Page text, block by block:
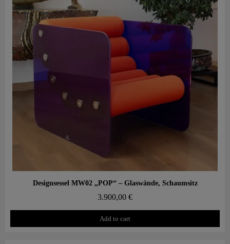
Aperçu rapide
Designsessel MW02 „POP“ – Glaswände, Schaumsitz
3.900,00 €
Add to cart